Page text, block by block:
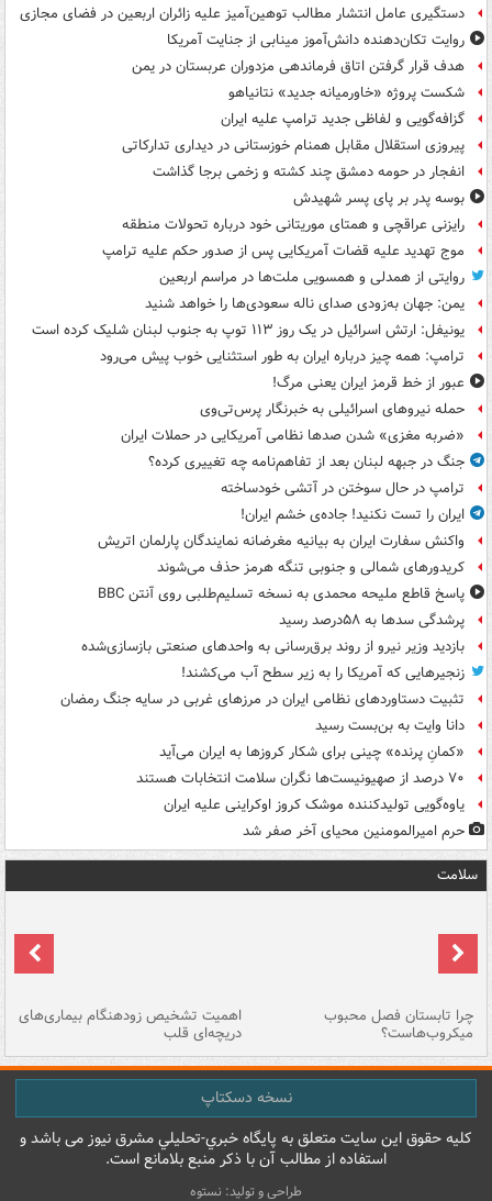
دستگیری عامل انتشار مطالب توهین‌آمیز علیه زائران اربعین در فضای مجازی
روایت تکان‌دهنده دانش‌آموز مینابی از جنایت آمریکا
هدف قرار گرفتن اتاق‌ فرماندهی مزدوران عربستان در یمن
شکست پروژه «خاورمیانه جدید» نتانیاهو
گزافه‌گویی و لفاظی جدید ترامپ علیه ایران
پیروزی استقلال مقابل همنام خوزستانی در دیداری تدارکاتی
انفجار در حومه دمشق چند کشته و زخمی برجا گذاشت
بوسه‌ پدر بر پای پسر شهیدش
رایزنی عراقچی و همتای موریتانی خود درباره تحولات منطقه
موج تهدید علیه قضات آمریکایی پس از صدور حکم علیه ترامپ
روایتی از همدلی و همسویی ملت‌ها در مراسم اربعین
یمن: جهان به‌زودی صدای ناله سعودی‌ها را خواهد شنید
یونیفل: ارتش اسرائیل در یک روز ۱۱۳ توپ به جنوب لبنان شلیک کرده است
ترامپ: همه چیز درباره ایران به طور استثنایی خوب پیش می‌رود
عبور از خط قرمز ایران یعنی مرگ!
حمله نیروهای اسرائیلی به خبرنگار پرس‌تی‌وی
«ضربه مغزی» شدن صدها نظامی آمریکایی در حملات ایران
جنگ در جبهه لبنان بعد از تفاهم‌نامه چه تغییری کرده؟
ترامپ در حال سوختن در آتشی خودساخته
ایران را تست نکنید! جاده‌ی خشم ایران!
واکنش سفارت ایران به بیانیه مغرضانه نمایندگان پارلمان اتریش
کریدورهای شمالی و جنوبی تنگه هرمز حذف می‌شوند
پاسخ قاطع ملیحه محمدی به نسخه تسلیم‌طلبی روی آنتن BBC
پرشدگی سدها به ۵۸درصد رسید
بازدید وزیر نیرو از روند برق‌رسانی به واحدهای صنعتی بازسازی‌شده
زنجیرهایی که آمریکا را به زیر سطح آب می‌کشند!
تثبیت دستاوردهای نظامی ایران در مرزهای غربی در سایه جنگ رمضان
دانا وایت به بن‌بست رسید
«کمانِ پرنده» چینی برای شکار کروزها به ایران می‌آید
۷۰ درصد از صهیونیست‌ها نگران سلامت انتخابات هستند
یاوه‌گویی تولیدکننده موشک کروز اوکراینی علیه ایران
حرم امیرالمومنین محیای آخر صفر شد
سلامت
چرا تابستان فصل محبوب
میکروب‌هاست؟
اهمیت تشخیص زودهنگام بیماری‌های
دریچه‌ای قلب
نسخه دسکتاپ
کليه حقوق اين سايت متعلق به پایگاه خبري-تحليلي مشرق نيوز می باشد و
استفاده از مطالب آن با ذکر منبع بلامانع است.
طراحی و تولید: نستوه